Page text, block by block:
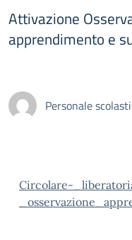
Attivazione
apprendimento e
Personale
Circolare-